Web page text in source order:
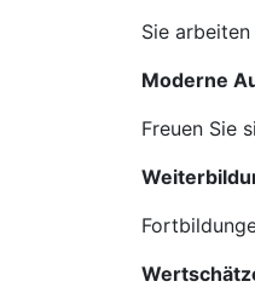
Sie
Moderne
Freuen Sie